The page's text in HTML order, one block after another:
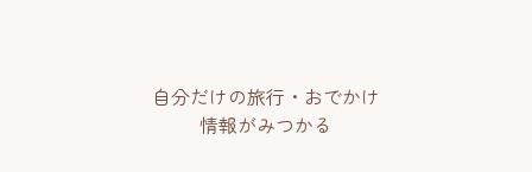
自分だけの旅行・おでかけ
情報がみつかる